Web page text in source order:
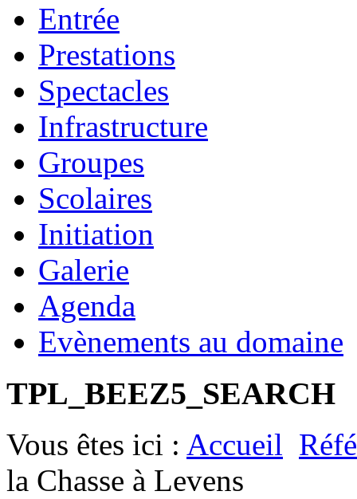
Entrée
Prestations
Spectacles
Infrastructure
Groupes
Scolaires
Initiation
Galerie
Agenda
Evènements au domaine
TPL_BEEZ5_SEARCH
Vous êtes ici : Accueil
la Chasse à Levens